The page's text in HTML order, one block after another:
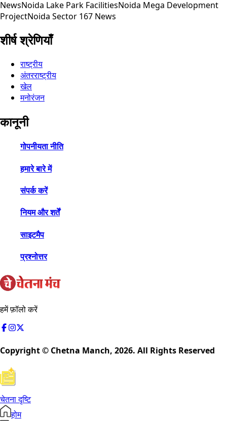
NewsNoida Lake Park FacilitiesNoida Mega Development
ProjectNoida Sector 167 News
शीर्ष श्रेणियाँ
राष्ट्रीय
अंतरराष्ट्रीय
खेल
मनोरंजन
कानूनी
गोपनीयता नीति
हमारे बारे में
संपर्क करें
नियम और शर्तें
साइटमैप
प्रश्नोत्तर
हमें फ़ॉलो करें
Copyright © Chetna Manch, 2026. All Rights Reserved
चेतना दृष्टि
होम